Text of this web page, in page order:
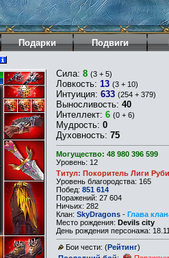
Подарки Подвиги
Сила: 8 (3 + 5)
Ловкость: 13 (3 + 10)
Интуиция: 633 (254 + 379)
Выносливость: 40
Интеллект: 6 (0 + 6)
Мудрость: 0
Духовность: 75
Могущество: 48 980 396 599
Уровень: 12
Титул: Покоритель Лиги
Уровень благородства: 165
Побед: 851 614
Поражений: 27 604
Ничьих: 282
Клан: SkyDragons - Глава
Место рождения: Devils city
День рождения персонажа:
Бои чести: (Рейтинг)